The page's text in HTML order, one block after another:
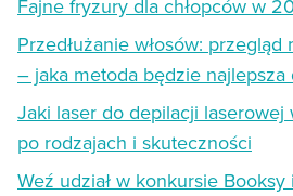
Fajne fryzury dla chłopców w
Przedłużanie włosów:
– jaka metoda będzie najlepsza
Jaki laser do depilacji
po rodzajach i skuteczności
Weź udział w konkursie